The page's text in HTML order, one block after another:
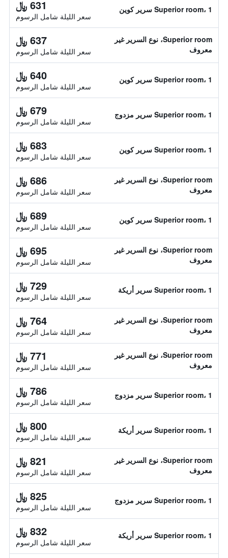
Superior room، 1 سرير كوين 631 ﷼
سعر الليلة شامل الرسوم
Superior room، نوع السرير غير
معروف
637 ﷼
سعر الليلة شامل الرسوم
Superior room، 1 سرير كوين 640 ﷼
سعر الليلة شامل الرسوم
Superior room، 1 سرير مزدوج 679 ﷼
سعر الليلة شامل الرسوم
Superior room، 1 سرير كوين 683 ﷼
سعر الليلة شامل الرسوم
Superior room، نوع السرير غير
معروف
686 ﷼
سعر الليلة شامل الرسوم
Superior room، 1 سرير كوين 689 ﷼
سعر الليلة شامل الرسوم
Superior room، نوع السرير غير
معروف
695 ﷼
سعر الليلة شامل الرسوم
Superior room، 1 سرير أريكة 729 ﷼
سعر الليلة شامل الرسوم
Superior room، نوع السرير غير
معروف
764 ﷼
سعر الليلة شامل الرسوم
Superior room، نوع السرير غير
معروف
771 ﷼
سعر الليلة شامل الرسوم
Superior room، 1 سرير مزدوج 786 ﷼
سعر الليلة شامل الرسوم
Superior room، 1 سرير أريكة 800 ﷼
سعر الليلة شامل الرسوم
Superior room، نوع السرير غير
معروف
821 ﷼
سعر الليلة شامل الرسوم
Superior room، 1 سرير مزدوج 825 ﷼
سعر الليلة شامل الرسوم
Superior room، 1 سرير أريكة 832 ﷼
سعر الليلة شامل الرسوم